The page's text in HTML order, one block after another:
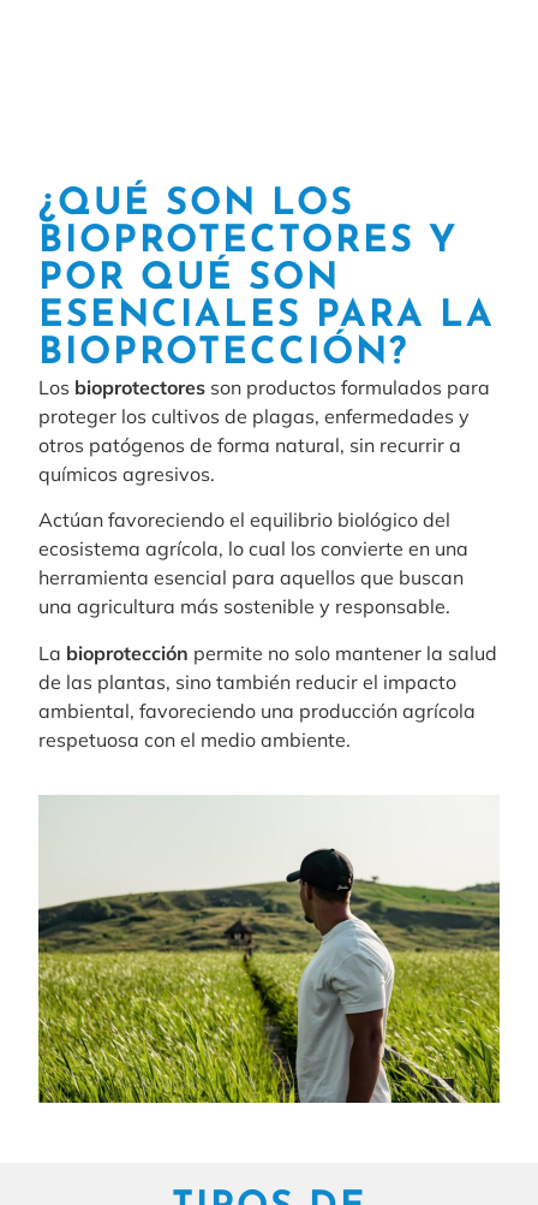
¿QUÉ SON LOS
BIOPROTECTORES Y
POR QUÉ SON
ESENCIALES PARA LA
BIOPROTECCIÓN?
Los bioprotectores son productos formulados para
proteger los cultivos de plagas, enfermedades y
otros patógenos de forma natural, sin recurrir a
químicos agresivos.
Actúan favoreciendo el equilibrio biológico del
ecosistema agrícola, lo cual los convierte en una
herramienta esencial para aquellos que buscan
una agricultura más sostenible y responsable.
La bioprotección permite no solo mantener la salud
de las plantas, sino también reducir el impacto
ambiental, favoreciendo una producción agrícola
respetuosa con el medio ambiente.